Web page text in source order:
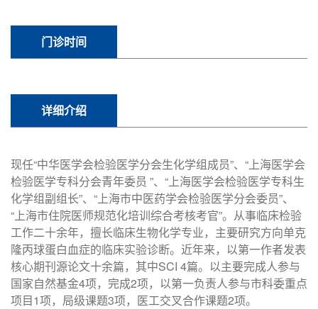
门诊时间
详细介绍
现任“中华医学会检验医学分会生化学组成员”、“上海医学会
检验医学专科分会青年委员 ”、“上海医学会检验医学专科生
化学组副组长”、“上海市中医药学会检验医学分会委员”、
“上海市住院医师规范化培训综合考核考官”。从事临床检验
工作二十余年，擅长临床生物化学专业，主要研究方向单克
隆丙球蛋白血症的临床实验诊断。近年来，以第一作者发表
核心期刊源论文十余篇，其中SCI 4篇。以主要完成人参与
国家自然基金4项，完成2项，以第一负责人参与市科委重点
项目1项，局级课题3项，医工交叉合作课题2项。